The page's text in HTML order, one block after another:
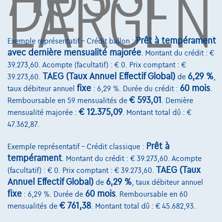
Exemple représentatif – Crédit ballon :Prêt à tempérament
avec dernière mensualité majorée . Montant du crédit : €
39.273,60. Acompte (facultatif) : € 0. Prix comptant : €
39.273,60. TAEG (Taux Annuel Effectif Global) de 6,29 %
taux débiteur annuel fixe : 6,29 %. Durée du crédit : 60 mois
Remboursable en 59 mensualités de € 593,01
. Dernière
mensualité majorée : € 12.375,09. Montant total dû : €
47.362,87.
Exemple représentatif – Crédit classique : Prêt à
tempérament . Montant du crédit : € 39.273,60. Acompte
(facultatif) : € 0. Prix comptant : € 39.273,60. TAEG (Taux
Annuel Effectif Global) de 6,29 % , taux débiteur annuel
fixe : 6,29 %. Durée de 60 mois . Remboursable en 60
mensualités de € 761,38 . Montant total dû : € 45.682,93.
Qui nous sommes
Charte de qualité
Nos dealers
Nos partenaires
Notre équipe
Contact
@2024 TCS Mobility SA/NV Copyright
Conditions Générales
Conditions d'assistance
Protection Des Données